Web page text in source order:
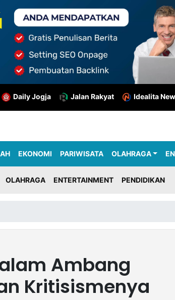
Daily Jogja Jalan Rakyat Idealita
EKONOMI PARIWISATA OLAHRAGA
OLAHRAGA ENTERTAINMENT PENDIDIKAN
Ambang
Kritisismenya